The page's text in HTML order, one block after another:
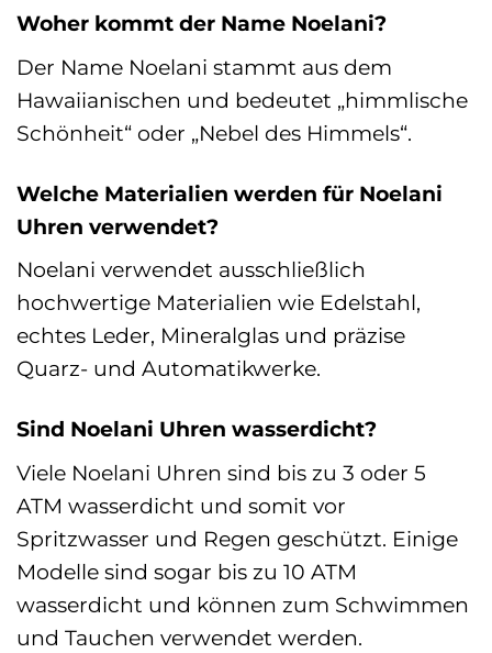
Woher kommt der Name Noelani?
Der Name Noelani stammt aus dem
Hawaiianischen und bedeutet „himmlische
Schönheit“ oder „Nebel des Himmels“.
Welche Materialien werden für Noelani
Uhren verwendet?
Noelani verwendet ausschließlich
hochwertige Materialien wie Edelstahl,
echtes Leder, Mineralglas und präzise
Quarz- und Automatikwerke.
Sind Noelani Uhren wasserdicht?
Viele Noelani Uhren sind bis zu 3 oder 5
ATM wasserdicht und somit vor
Spritzwasser und Regen geschützt. Einige
Modelle sind sogar bis zu 10 ATM
wasserdicht und können zum Schwimmen
und Tauchen verwendet werden.